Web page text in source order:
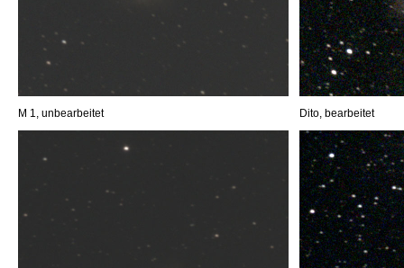
M 1, unbearbeitet Dito, bearbeitet